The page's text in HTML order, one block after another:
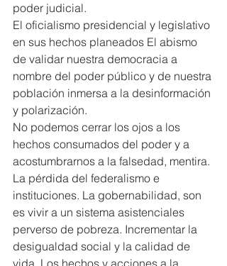
poder judicial.
El oficialismo presidencial y legislativo
en sus hechos planeados El abismo
de validar nuestra democracia a
nombre del poder público y de nuestra
población inmersa a la desinformación
y polarización.
No podemos cerrar los ojos a los
hechos consumados del poder y a
acostumbrarnos a la falsedad, mentira.
La pérdida del federalismo e
instituciones. La gobernabilidad, son
es vivir a un sistema asistenciales
perverso de pobreza. Incrementar la
desigualdad social y la calidad de